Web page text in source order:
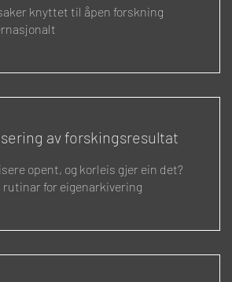
knyttet til åpen forskning
av forskingsresultat
opent, og korleis gjer ein det?
rutinar for eigenarkivering